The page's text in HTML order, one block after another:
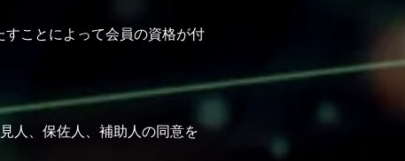
ことによって会員の資格が付
⼈、保佐⼈、補助⼈の同意を